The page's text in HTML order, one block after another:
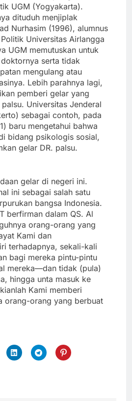
UGM (Yogyakarta).
dituduh menjiplak
Nurhasim (1996), alumnus
Universitas Airlangga
UGM memutuskan untuk
serta tidak
mengulang atau
Lebih parahnya lagi,
pemberi gelar yang
Universitas Jenderal
sebagai contoh, pada
baru mengetahui bahwa
bidang psikologis sosial,
gelar DR. palsu.
gelar di negeri ini.
ini sebagai salah satu
bangsa Indonesia.
berfirman dalam QS. Al
orang-orang yang
Kami dan
terhadapnya, sekali-kali
bagi mereka pintu-pintu
mereka—dan tidak (pula)
hingga unta masuk ke
Kami memberi
orang-orang yang berbuat